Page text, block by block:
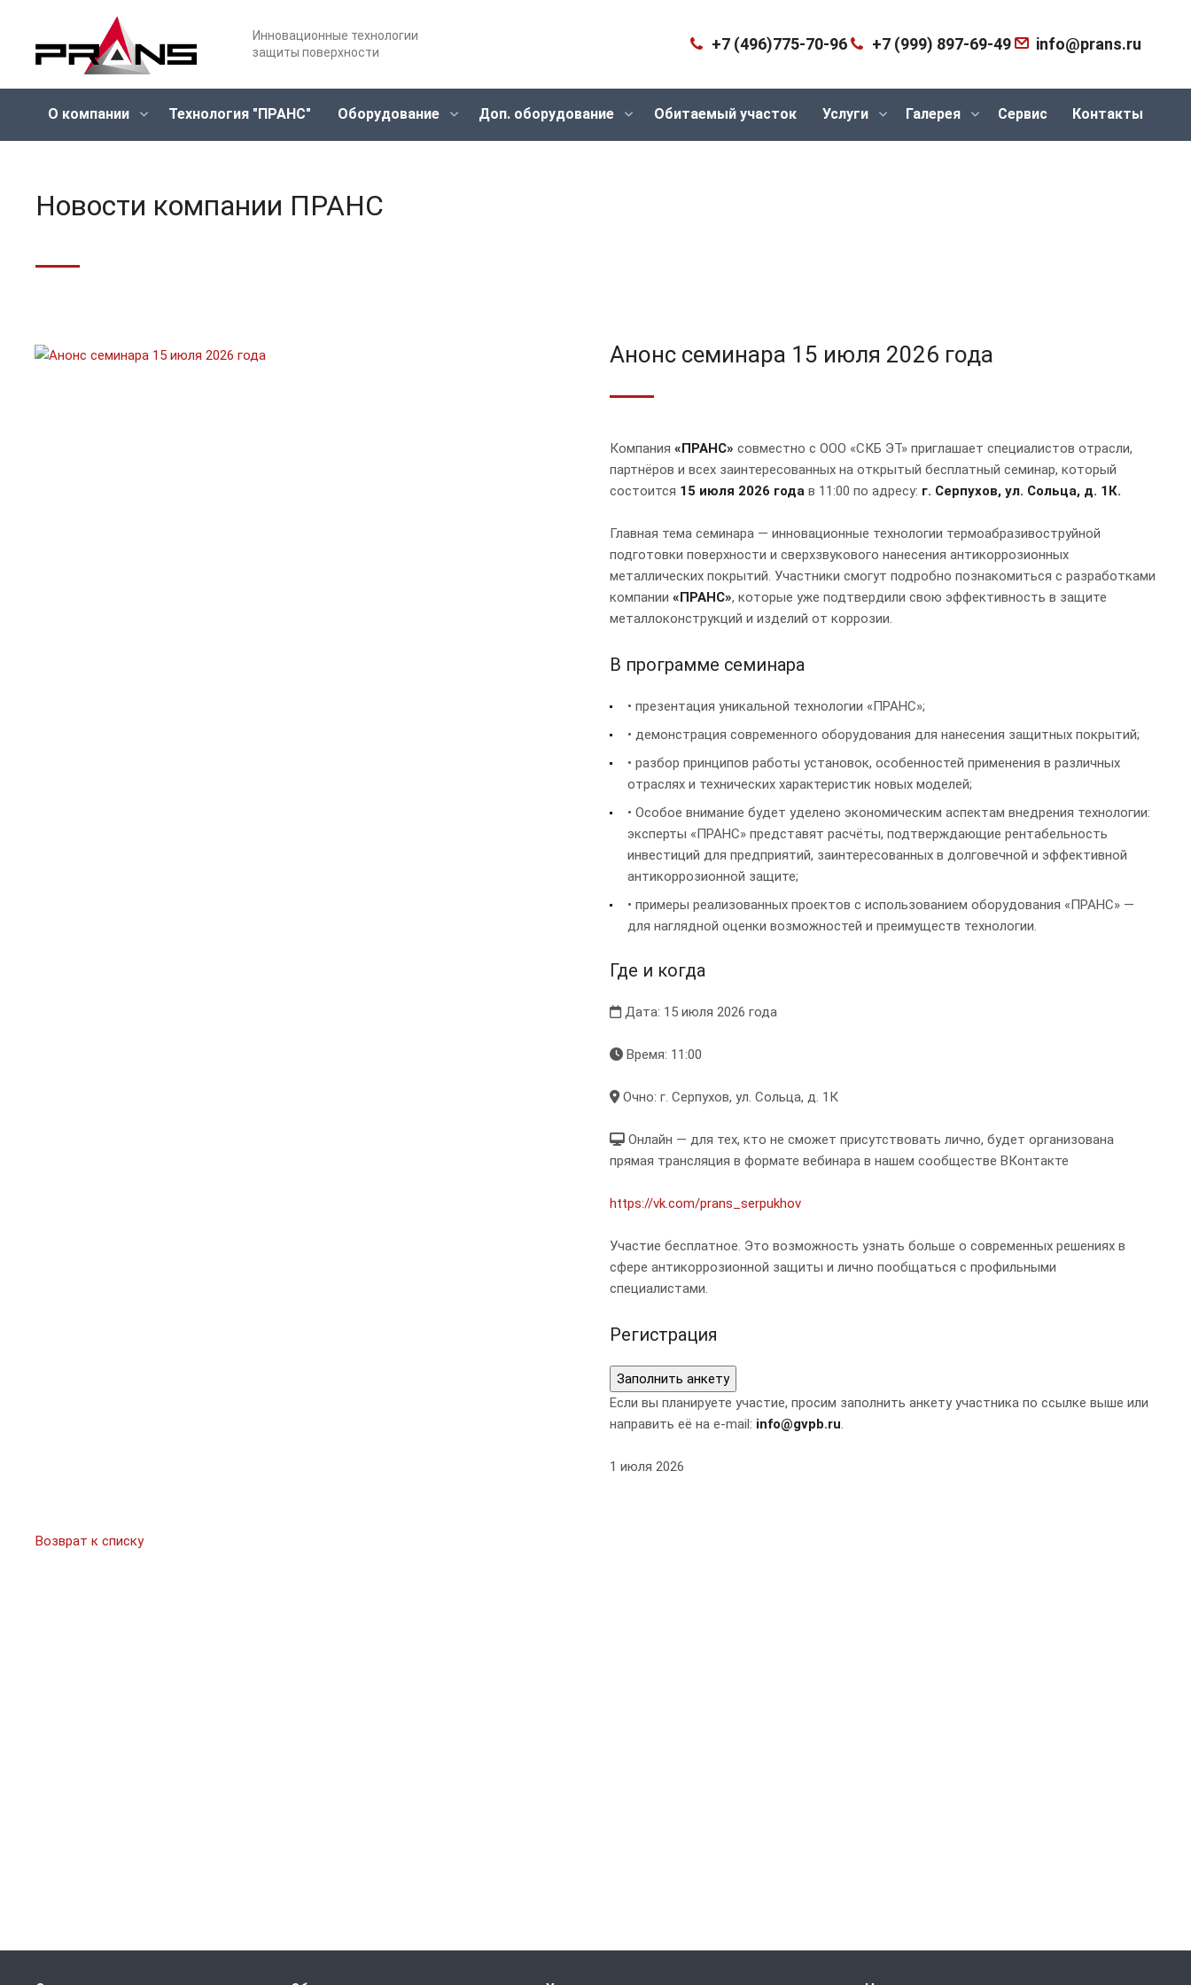
Инновационные технологии
защиты поверхности
+7 (496)775-70-96 +7 (999) 897-69-49 info@prans.ru
О компании Технология "ПРАНС" Оборудование Доп. оборудование Обитаемый участок Услуги Галерея Сервис Контакты
Новости компании ПРАНС
Анонс семинара 15 июля 2026 года
Компания «ПРАНС» совместно с ООО «СКБ ЭТ» приглашает специалистов отрасли,
партнёров и всех заинтересованных на открытый бесплатный семинар, который
состоится 15 июля 2026 года в 11:00 по адресу: г. Серпухов, ул. Сольца, д. 1К.
Главная тема семинара — инновационные технологии термоабразивоструйной
подготовки поверхности и сверхзвукового нанесения антикоррозионных
металлических покрытий. Участники смогут подробно познакомиться с разработками
компании «ПРАНС», которые уже подтвердили свою эффективность в защите
металлоконструкций и изделий от коррозии.
В программе семинара
• презентация уникальной технологии «ПРАНС»;
• демонстрация современного оборудования для нанесения защитных покрытий;
• разбор принципов работы установок, особенностей применения в различных
отраслях и технических характеристик новых моделей;
• Особое внимание будет уделено экономическим аспектам внедрения технологии:
эксперты «ПРАНС» представят расчёты, подтверждающие рентабельность
инвестиций для предприятий, заинтересованных в долговечной и эффективной
антикоррозионной защите;
• примеры реализованных проектов с использованием оборудования «ПРАНС» —
для наглядной оценки возможностей и преимуществ технологии.
Где и когда
Дата: 15 июля 2026 года
Время: 11:00
Очно: г. Серпухов, ул. Сольца, д. 1К
Онлайн — для тех, кто не сможет присутствовать лично, будет организована
прямая трансляция в формате вебинара в нашем сообществе ВКонтакте
https://vk.com/prans_serpukhov
Участие бесплатное. Это возможность узнать больше о современных решениях в
сфере антикоррозионной защиты и лично пообщаться с профильными
специалистами.
Регистрация
Заполнить анкету
Если вы планируете участие, просим заполнить анкету участника по ссылке выше или
направить её на e-mail: info@gvpb.ru.
1 июля 2026
Возврат к списку